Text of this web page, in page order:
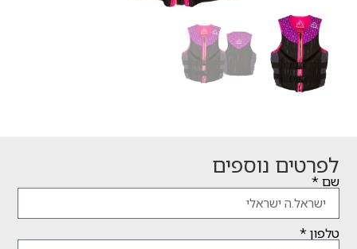
לפרטים נוספים
שם *
טלפון *